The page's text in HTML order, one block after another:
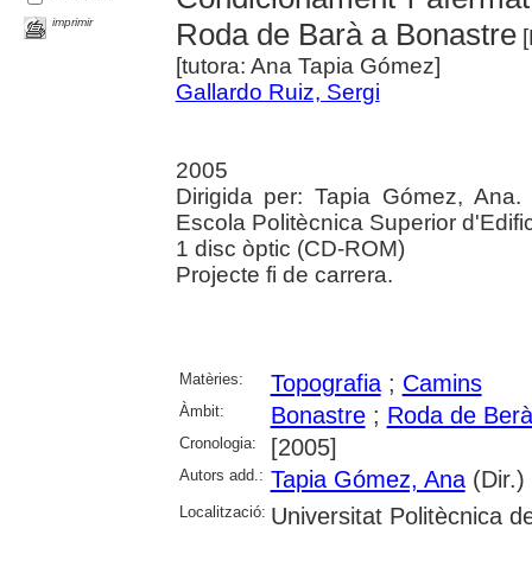
imprimir
Roda de Barà a Bonastre
[tutora: Ana Tapia Gómez]
Gallardo Ruiz, Sergi
2005
Dirigida per: Tapia Gómez,
Escola Politècnica Superior
1 disc òptic (CD-ROM)
Projecte fi de carrera.
Matèries: Topografia; Camins
Àmbit: Bonastre; Roda de Berà
Cronologia: [2005]
Autors add.: Tapia Gómez, Ana(Dir.)
Localització: Universitat Politècnica